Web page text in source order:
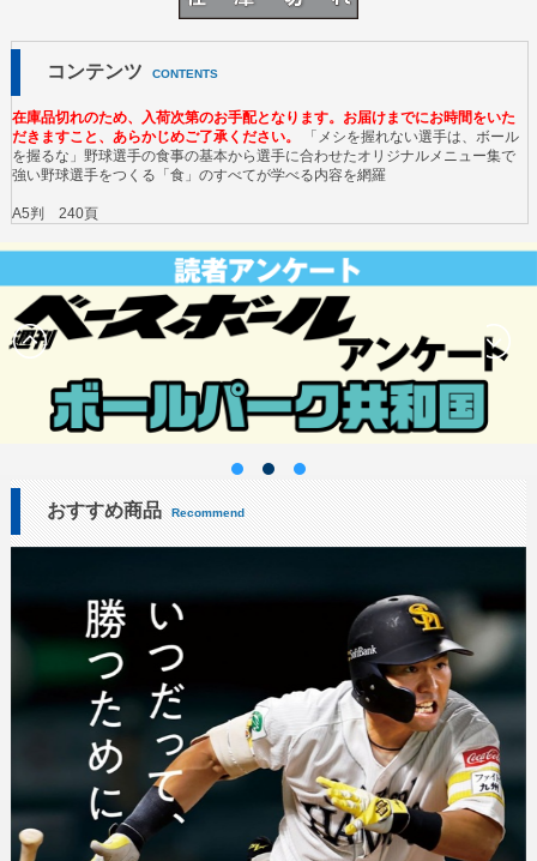
コンテンツ CONTENTS
在庫品切れのため、入荷次第のお手配となります。お届けまでにお時間をいた
だきますこと、あらかじめご了承ください。
「メシを握れない選手は、ボール
を握るな」野球選手の食事の基本から選手に合わせたオリジナルメニュー集で
強い野球選手をつくる「食」のすべてが学べる内容を網羅
A5判 240頁
おすすめ商品 Recommend